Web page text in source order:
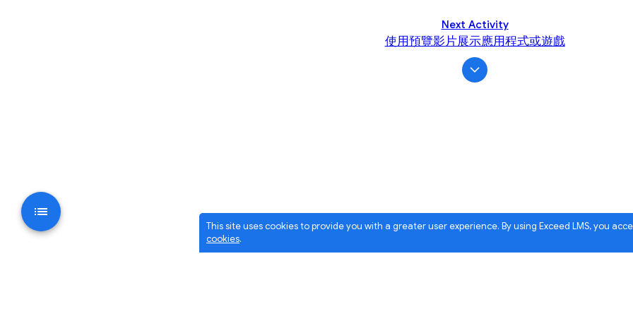
This site uses cookies to provide you with a greater user experience. By using Exceed LMS, you
cookies.
Next Activity
使用預覽影片展示應用程式或遊戲